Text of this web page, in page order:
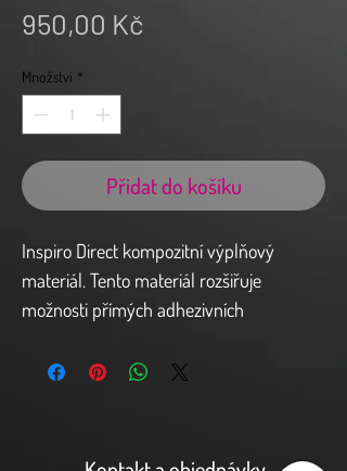
950,00 Kč
Množství *
Přidat do košíku
Inspiro Direct kompozitní výplňový
materiál. Tento materiál rozšiřuje
možnosti přímých adhezivních
respektována přirozená struktura zubu
estetický a funkční výsledek.